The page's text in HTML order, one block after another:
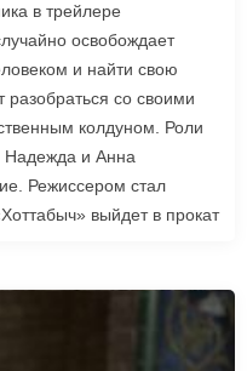
в трейлере
освобождает
и найти свою
разобраться со своими
колдуном. Роли
Надежда и Анна
Режиссером стал
выйдет в прокат